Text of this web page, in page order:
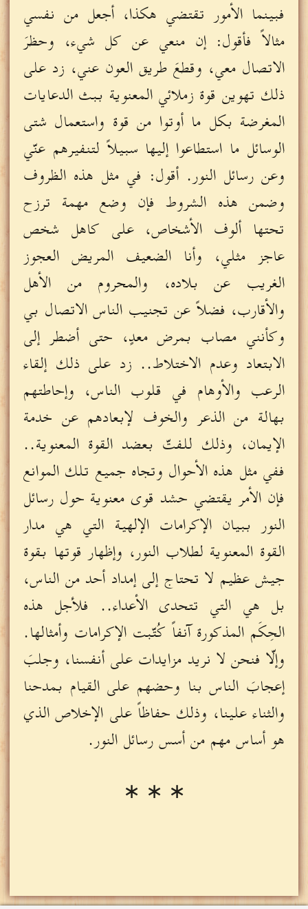
فبينما الأمور تقتضي هكذا، أجعل من نفسي
مثالاً فأقول: إن منعي عن كل شيء، وحظرَ
الاتصال معي، وقطعَ طريق العون عني، زد على
ذلك تهوين قوة زملائي المعنوية ببث الدعايات
المغرضة بكل ما أوتوا من قوة واستعمال شتى
الوسائل ما استطاعوا إليها سبيلاً لتنفيرهم عنّي
وعن رسائل النور. أقول: في مثل هذه الظروف
وضمن هذه الشروط فإن وضع مهمة ترزح
تحتها ألوف الأشخاص، على كاهل شخص
عاجز مثلي، وأنا الضعيف المريض العجوز
الغريب عن بلاده، والمحروم من الأهل
والأقارب، فضلاً عن تجنيب الناس الاتصال بي
وكأنني مصاب بمرض معدٍ، حتى أضطر إلى
الابتعاد وعدم الاختلاط.. زد على ذلك إلقاء
الرعب والأوهام في قلوب الناس، وإحاطتهم
بهالة من الذعر والخوف لإبعادهم عن خدمة
الإيمان، وذلك للفتّ بعضد القوة المعنوية..
ففي مثل هذه الأحوال وتجاه جميع تلك الموانع
فإن الأمر يقتضي حشد قوى معنوية حول رسائل
النور ببيان الإكرامات الإلهية التي هي مدار
القوة المعنوية لطلاب النور، وإظهار قوتها بقوة
جيش عظيم لا تحتاج إلى إمداد أحد من الناس،
بل هي التي تتحدى الأعداء.. فلأجل هذه
الحِكَم المذكورة آنفاً كُتّبت الإكرامات وأمثالها.
وإلّا فنحن لا نريد مزايدات على أنفسنا، وجلبَ
إعجابَ الناس بنا وحضهم على القيام بمدحنا
والثناء علينا، وذلك حفاظاً على الإخلاص الذي
هو أساس مهم من أسس رسائل النور.
∗ ∗ ∗